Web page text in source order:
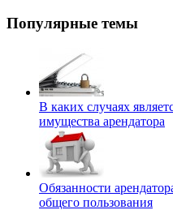
Популярные темы
В каких случаях
имущества арендатора
Обязанности
общего пользования